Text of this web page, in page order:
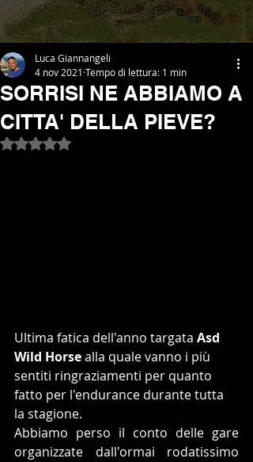
SORRISI NE ABBIAMO A
CITTA' DELLA PIEVE?
Luca Giannangeli
4 nov 2021 Tempo di lettura: 1 min
Valutazione NaN stelle su 5.
Ultima fatica dell'anno targata Asd
Wild Horse alla quale vanno i più
sentiti ringraziamenti per quanto
fatto per l'endurance durante tutta
la stagione.
Abbiamo perso il conto delle gare
organizzate dall'ormai rodatissimo